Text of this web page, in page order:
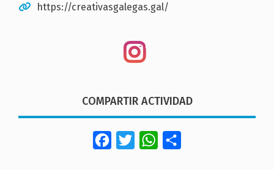
https://creativasgalegas.gal/
COMPARTIR ACTIVIDAD
FacebookTwitterWhatsApp